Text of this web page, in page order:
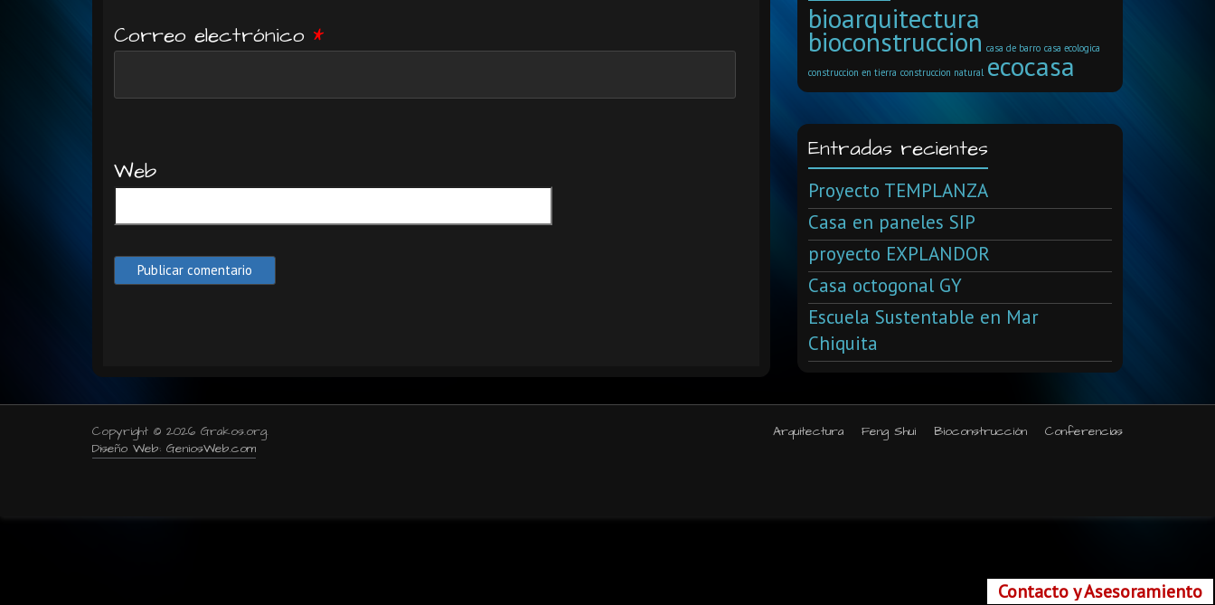
Correo electrónico *
Web
bioarquitectura
bioconstruccion casa de barro casa ecologica
construccion en tierra construccion natural ecocasa
Entradas recientes
Proyecto TEMPLANZA
Casa en paneles SIP
proyecto EXPLANDOR
Casa octogonal GY
Escuela Sustentable en Mar
Chiquita
Copyright © 2026 Grakos.org.
Diseño Web: GeniosWeb.com
Arquitectura Feng Shui Bioconstrucción Conferencias
Contacto y Asesoramiento